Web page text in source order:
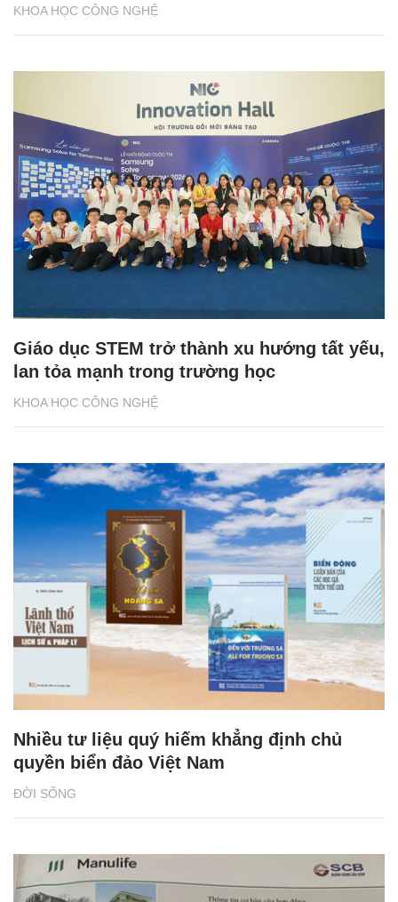
KHOA HỌC CÔNG NGHỆ
KHOA HỌC CÔNG NGHỆ
Giáo dục STEM trở thành xu hướng tất yếu,
lan tỏa mạnh trong trường học
ĐỜI SỐNG
Nhiều tư liệu quý hiếm khẳng định chủ
quyền biển đảo Việt Nam